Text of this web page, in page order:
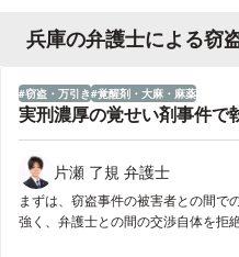
兵庫の弁護士による窃
窃盗・万引き 覚醒剤・大麻・麻薬
実刑濃厚の覚せい剤事件で
片瀬 了規 弁護士
まずは、窃盗事件の被害者との間で
強く、弁護士との間の交渉自体を拒
で、反省を示し更生環境を整える